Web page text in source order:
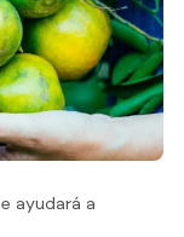
ayudará a